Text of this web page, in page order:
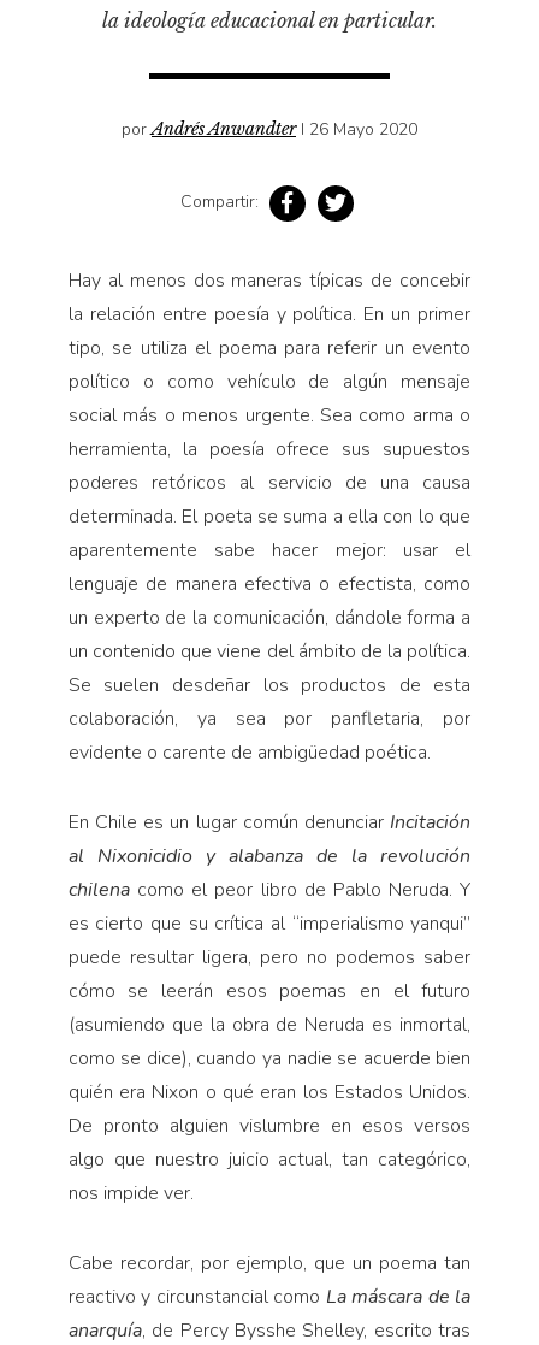
la ideología educacional en particular.
porAndrés Anwandter I 26 Mayo 2020
Compartir:
Hay al menos dos maneras típicas de concebir
la relación entre poesía y política. En un primer
tipo, se utiliza el poema para referir un evento
político o como vehículo de algún mensaje
social más o menos urgente. Sea como arma o
herramienta, la poesía ofrece sus supuestos
poderes retóricos al servicio de una causa
determinada. El poeta se suma a ella con lo que
aparentemente sabe hacer mejor: usar el
lenguaje de manera efectiva o efectista, como
un experto de la comunicación, dándole forma a
un contenido que viene del ámbito de la política.
Se suelen desdeñar los productos de esta
colaboración, ya sea por panfletaria, por
evidente o carente de ambigüedad poética.
En Chile es un lugar común denunciar Incitación
al Nixonicidio y alabanza de la revolución
chilena como el peor libro de Pablo Neruda. Y
es cierto que su crítica al “imperialismo yanqui”
puede resultar ligera, pero no podemos saber
cómo se leerán esos poemas en el futuro
(asumiendo que la obra de Neruda es inmortal,
como se dice), cuando ya nadie se acuerde bien
quién era Nixon o qué eran los Estados Unidos.
De pronto alguien vislumbre en esos versos
algo que nuestro juicio actual, tan categórico,
nos impide ver.
Cabe recordar, por ejemplo, que un poema tan
reactivo y circunstancial como La máscara de la
anarquía, de Percy Bysshe Shelley, escrito tras